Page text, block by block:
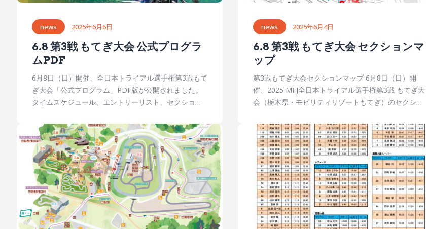
news 2025年6月6日
6.8 第3戦 もてぎ大会 公式プログラ
ムPDF
6月8日（日）開催、全日本トライアル選手権第3戦もて
ぎ大会「公式プログラム」PDF版が公開されました。
タイムスケジュール、エントリーリスト、セクション
トもてぎ公式 全日本トライアル選手権第3戦情報
https://www.mr-motegi.jp/ajtrial_m/ ajtrial_program
ダウンロード
news 2025年6月4日
6.8 第3戦 もてぎ大会 セクションマ
ップ
第3戦もてぎ大会セクションマップ 6月8日（日）開
催、2025 MFJ全日本トライアル選手権第3戦 もてぎ大
会（栃木県・モビリティリゾートもてぎ）のセクショ
本グランプリのセクションをベースに、第1から第10セ
クション、そして15時30分から行われる国際A級スー
パークラス上位10名によるSS1とSS2（スペシャル・セ
クション）まで。観戦しやすい配置になっています。
25全日本トライアルセクションマップ6.2時点ダウンロ
ード